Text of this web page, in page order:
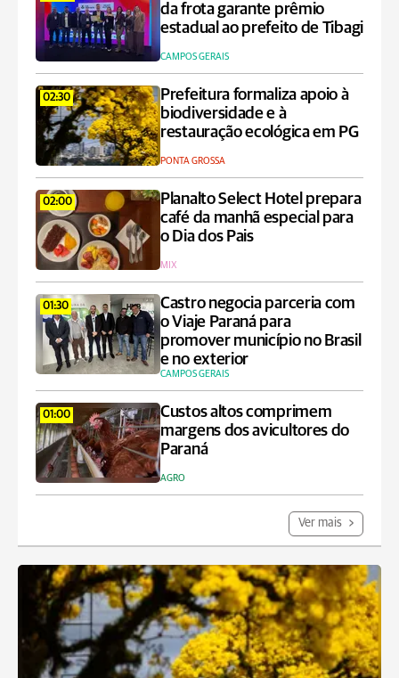
da frota garante prêmio
estadual ao prefeito de Tibagi
CAMPOS GERAIS
02:30
Prefeitura formaliza apoio à
biodiversidade e à
restauração ecológica em PG
PONTA GROSSA
02:00
Planalto Select Hotel prepara
café da manhã especial para
o Dia dos Pais
MIX
01:30
Castro negocia parceria com
o Viaje Paraná para
promover município no Brasil
e no exterior
CAMPOS GERAIS
01:00
Custos altos comprimem
margens dos avicultores do
Paraná
AGRO
Ver mais